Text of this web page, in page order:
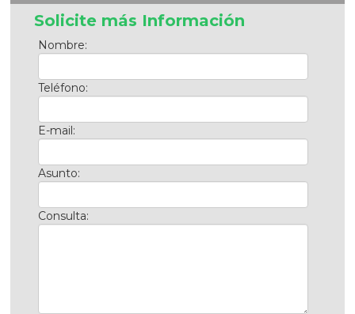
Solicite más Información
Nombre:
Teléfono:
E-mail:
Asunto:
Consulta: